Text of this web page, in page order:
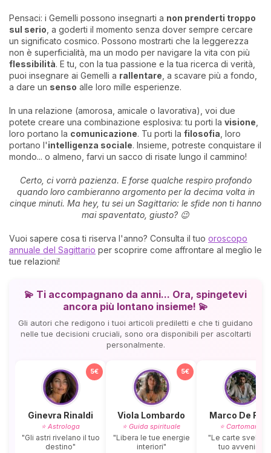
Pensaci: i Gemelli possono insegnarti a non prenderti troppo
sul serio , a goderti il momento senza dover sempre cercare
un significato cosmico. Possono mostrarti che la leggerezza
non è superficialità, ma un modo per navigare la vita con più
flessibilità. E tu, con la tua passione e la tua ricerca di verità,
puoi insegnare ai Gemelli a rallentare , a scavare più a fondo,
a dare un senso alle loro mille esperienze.
In una relazione (amorosa, amicale o lavorativa), voi due
potete creare una combinazione esplosiva: tu porti la visione
loro portano la comunicazione. Tu porti la filosofia , loro
portano l'intelligenza sociale. Insieme, potreste conquistare il
mondo... o almeno, farvi un sacco di risate lungo il cammino!
Certo, ci vorrà pazienza. E forse qualche respiro profondo
quando loro cambieranno argomento per la decima volta in
cinque minuti. Ma hey, tu sei un Sagittario: le sfide non ti hanno
mai spaventato, giusto? 😉
Vuoi sapere cosa ti riserva l'anno? Consulta il tuo oroscopo
annuale del Sagittario per scoprire come affrontare al meglio le
tue relazioni!
💫 Ti accompagnano da anni... Ora, spingetevi
ancora più lontano insieme! 💫
Gli autori che redigono i tuoi articoli prediletti e che ti guidano
nelle tue decisioni cruciali, sono ora disponibili per ascoltarti
personalmente.
5€
Ginevra Rinaldi
⭐ Astrologa
"Gli astri rivelano il tuo
destino"
5€
Viola Lombardo
⭐ Guida spirituale
"Libera le tue energie
interiori"
Marco De
⭐ Cartomante
"Le carte
tuo avvenire"